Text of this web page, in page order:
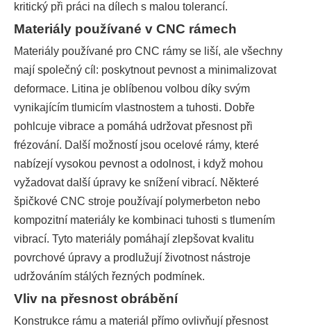
kritický při práci na dílech s malou tolerancí.
Materiály používané v CNC rámech
Materiály používané pro CNC rámy se liší, ale všechny
mají společný cíl: poskytnout pevnost a minimalizovat
deformace. Litina je oblíbenou volbou díky svým
vynikajícím tlumicím vlastnostem a tuhosti. Dobře
pohlcuje vibrace a pomáhá udržovat přesnost při
frézování. Další možností jsou ocelové rámy, které
nabízejí vysokou pevnost a odolnost, i když mohou
vyžadovat další úpravy ke snížení vibrací. Některé
špičkové CNC stroje používají polymerbeton nebo
kompozitní materiály ke kombinaci tuhosti s tlumením
vibrací. Tyto materiály pomáhají zlepšovat kvalitu
povrchové úpravy a prodlužují životnost nástroje
udržováním stálých řezných podmínek.
Vliv na přesnost obrábění
Konstrukce rámu a materiál přímo ovlivňují přesnost